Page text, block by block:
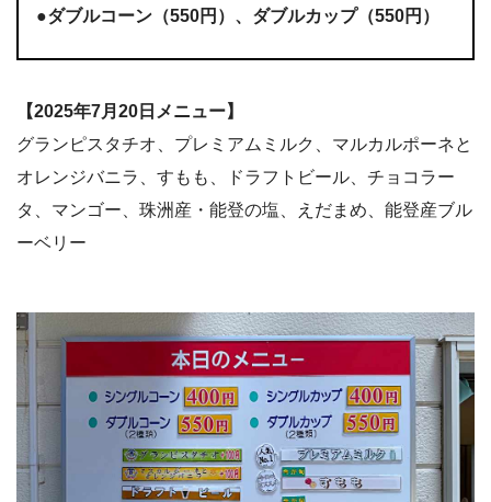
●ダブルコーン（550円）、ダブルカップ（550円）
【2025年7月20日メニュー】
グランピスタチオ、プレミアムミルク、マルカルポーネと
オレンジバニラ、すもも、ドラフトビール、チョコラー
タ、マンゴー、珠洲産・能登の塩、えだまめ、能登産ブル
ーベリー